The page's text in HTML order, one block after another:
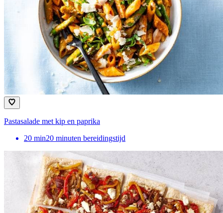
Pastasalade met kip en paprika
20 min20 minuten bereidingstijd